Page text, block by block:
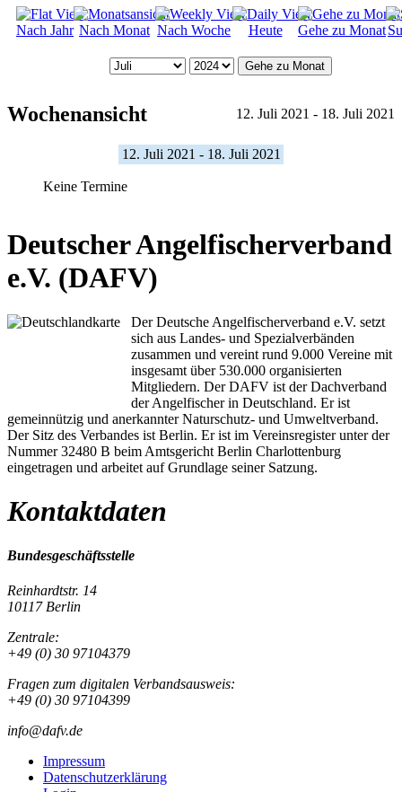
Nach Jahr Nach Monat Nach Woche Heute Gehe zu Monat
Gehe zu Monat
Wochenansicht 12. Juli 2021 - 18. Juli 2021
12. Juli 2021 - 18. Juli 2021
Keine Termine
Deutscher Angelfischerverband
e.V. (DAFV)
Der Deutsche Angelfischerverband e.V. setzt
sich aus Landes- und Spezialverbänden
zusammen und vereint rund 9.000 Vereine mit
insgesamt über 530.000 organisierten
Mitgliedern. Der DAFV ist der Dachverband
der Angelfischer in Deutschland. Er ist
gemeinnützig und anerkannter Naturschutz- und Umweltverband.
Der Sitz des Verbandes ist Berlin. Er ist im Vereinsregister unter der
Nummer 32480 B beim Amtsgericht Berlin Charlottenburg
eingetragen und arbeitet auf Grundlage seiner Satzung.
Kontaktdaten
Bundesgeschäftsstelle
Reinhardtstr. 14
10117 Berlin
Zentrale:
+49 (0) 30 97104379
Fragen zum digitalen Verbandsausweis:
+49 (0) 30 97104399
info@dafv.de
Impressum
Datenschutzerklärung